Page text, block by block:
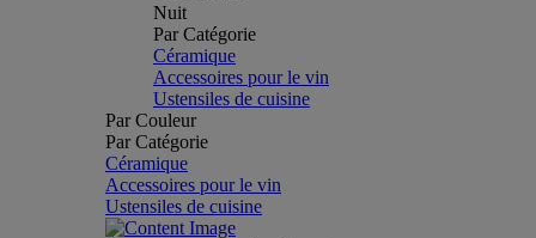
Nuit
Par Catégorie
Céramique
Accessoires pour le vin
Ustensiles de cuisine
Par Couleur
Par Catégorie
Céramique
Accessoires pour le vin
Ustensiles de cuisine